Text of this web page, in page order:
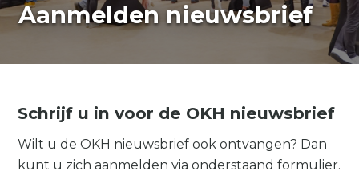
Aanmelden nieuwsbrief
Schrijf u in voor de OKH nieuwsbrief
Wilt u de OKH nieuwsbrief ook ontvangen? Dan
kunt u zich aanmelden via onderstaand formulier.